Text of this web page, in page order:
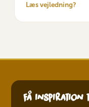
Læs vejledning?
Få